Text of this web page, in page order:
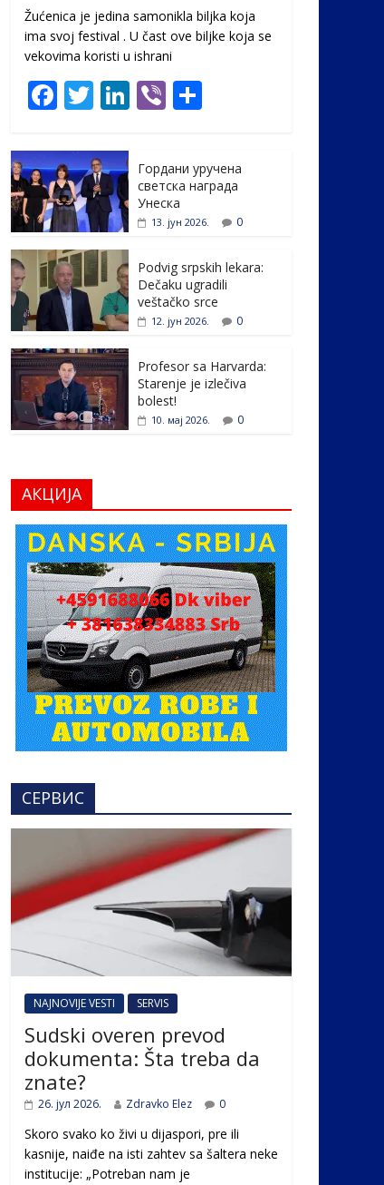
Žućenica je jedina samonikla biljka koja
ima svoj festival . U čast ovе biljke koja se
vekovima koristi u ishrani
F
e
b
o
o
k
T
itt
er
Li
e
dI
n
Vi
e
Гордани уручена
светска награда
Унеска
13. јун 2026. 0
Podvig srpskih lekara:
Dečaku ugradili
veštačko srce
12. јун 2026. 0
Profesor sa Harvarda:
Starenje je izlečiva
bolest!
10. мај 2026. 0
АКЦИЈА
СЕРВИС
NAJNOVIJE VESTI SERVIS
Sudski overen prevod
dokumenta: Šta treba da
znate?
26. јул 2026. Zdravko Elez 0
Skoro svako ko živi u dijaspori, pre ili
kasnije, naiđe na isti zahtev sa šaltera neke
institucije: „Potreban nam je